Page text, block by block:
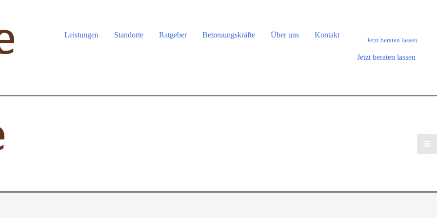
Leistungen Standorte Ratgeber Betreuungskräfte Über uns Kontakt
Jetzt beraten lassen
Jetzt beraten lassen